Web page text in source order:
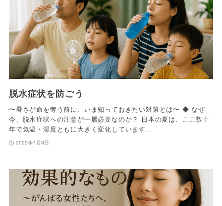
脱水症状を防ごう
〜暑さが命を奪う前に、いま知っておきたい対策とは〜 ◆ なぜ
今、脱水症状への注意が一層必要なのか？ 日本の夏は、ここ数十
年で気温・湿度ともに大きく変化しています…
2025年7月8日